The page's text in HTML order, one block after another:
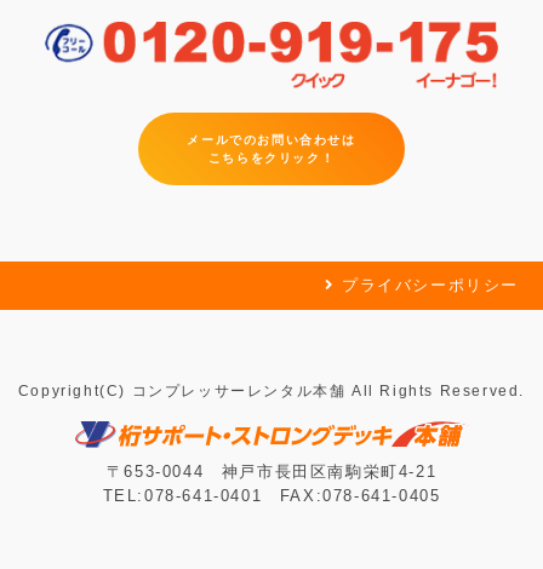
メールでのお問い合わせは
こちらをクリック！
プライバシーポリシー
Copyright(C) コンプレッサーレンタル本舗 All Rights Reserved.
〒653-0044 神戸市長田区南駒栄町4-21
TEL:078-641-0401 FAX:078-641-0405